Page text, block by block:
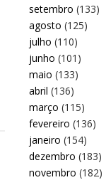
setembro (133)
agosto (125)
julho (110)
junho (101)
maio (133)
abril (136)
março (115)
fevereiro (136)
janeiro (154)
dezembro (183)
novembro (182)